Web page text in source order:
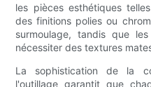
les pièces esthétiques
des finitions polies ou
surmoulage, tandis que
nécessiter des textures
La sophistication de la
l'outillage garantit que